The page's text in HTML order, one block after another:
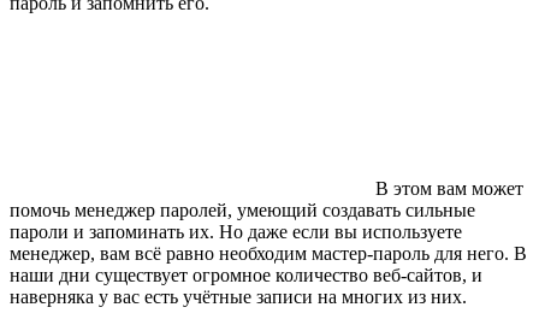
В этом вам может
помочь менеджер паролей, умеющий создавать сильные
пароли и запоминать их. Но даже если вы используете
менеджер, вам всё равно необходим мастер-пароль для него. В
наши дни существует огромное количество веб-сайтов, и
наверняка у вас есть учётные записи на многих из них.